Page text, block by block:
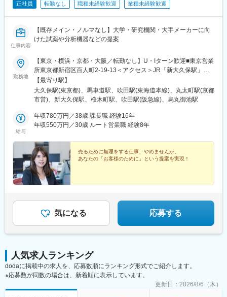
正社員 転勤なし 職種未経験歓迎 業種未経験歓迎
仕事内容
【既存メイン・ノルマなし】大学・研究機関・大手メーカーに向
けた試薬や分析機器などの提案
勤務地
【東京・横浜・京都・大阪／転勤なし】U・Iターン歓迎■東京営業
所東京都新宿区百人町2-19-13＜アクセス＞JR「新大久保駅」か
ら徒歩6分■横浜営業所神奈川県横浜市中区太田町6-84-2 大樹生
命横浜桜木町ビル1F＜アクセス＞横浜高速鉄道「馬車道駅」から
徒歩3分JR「桜木町駅」から徒歩7分■本社営業所（京都市）京都
「烏丸御池駅」から徒歩5分■大阪営業所大阪府吹田市出口町4-1＜
アクセス＞JR「吹田駅」から徒歩8分※原則、転居を伴う転勤はあ
り）
【最寄り駅】
大久保駅(東京都)、馬車道駅、吹田駅(東海道本線)、丸太町駅(京都
市営)、新大久保駅、桜木町駅、吹田駅(阪急線)、烏丸御池駅
給与
年収780万円／38歳 課長職 経験16年
年収550万円／30歳 ルート営業職 経験8年
売るために無理をする仕事、やめませんか。
あなたの「お客様のために」という提案を実現！
気になる 応募する
人気求人ランキング
dodaに掲載中の求人を、応募数順にランキング形式でご紹介します。
※応募数が同数の場合は、新着順に表示しています。
更新日： 2026/8/6（木）